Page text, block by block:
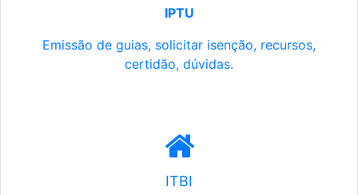
IPTU
Emissão de guias, solicitar isenção, recursos,
certidão, dúvidas.
ITBI